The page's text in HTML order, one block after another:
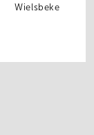
Wielsbeke